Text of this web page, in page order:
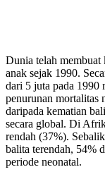
Dunia telah membuat
anak sejak 1990.
dari 5 juta pada 1990
penurunan mortalitas
daripada kematian
secara global. Di
rendah (37%).
balita terendah, 54%
periode neonatal.